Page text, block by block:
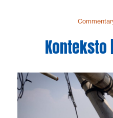
Konteksto